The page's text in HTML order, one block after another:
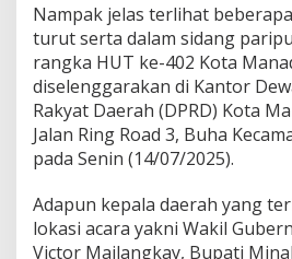
l
i
k
o
t
a
:
T
r
u
s
Nampak jelas terlihat
turut serta dalam sidang
rangka HUT ke-402 Kota
diselenggarakan di Kantor
Rakyat Daerah (DPRD) Kota
Jalan Ring Road 3, Buha
pada Senin (14/07/2025).
Adapun kepala daerah yang
lokasi acara yakni Wakil
Victor Mailangkay, Bupati